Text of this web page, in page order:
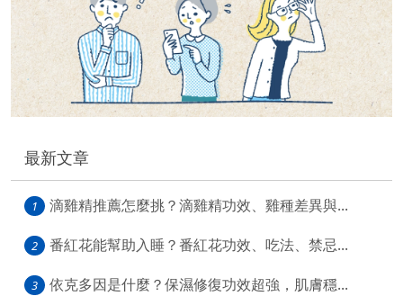
最新文章
1 滴雞精推薦怎麼挑？滴雞精功效、雞種差異與...
2 番紅花能幫助入睡？番紅花功效、吃法、禁忌...
3 依克多因是什麼？保濕修復功效超強，肌膚穩...